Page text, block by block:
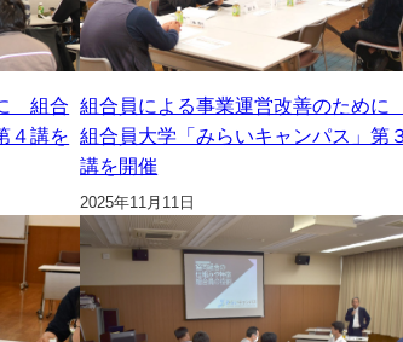
組合
４講を
組合員による事業運営改善のため
組合員大学「みらいキャンパス」第
講を開催
2025年11月11日